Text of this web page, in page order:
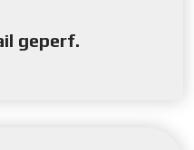
geperf.